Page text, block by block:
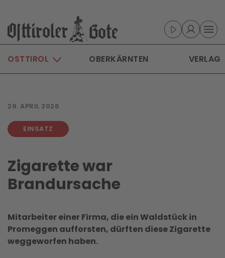
Skip to main content
OSTTIROL OBERKÄRNTEN VERLAG
29. APRIL 2026
EINSATZ
Zigarette war
Brandursache
Mitarbeiter einer Firma, die ein Waldstück in
Promeggen aufforsten, dürften diese Zigarette
weggeworfen haben.